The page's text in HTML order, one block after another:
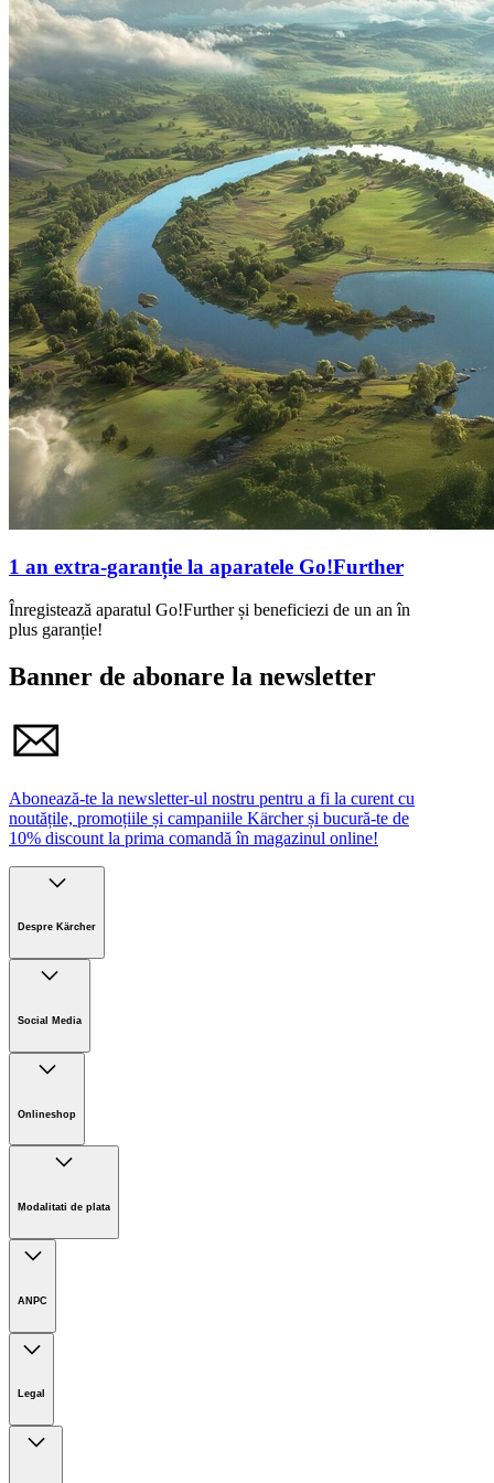
1 an extra-garanție la aparatele Go!Further
Înregistează aparatul Go!Further și beneficiezi de un an în
plus garanție!
Banner de abonare la newsletter
Abonează-te la newsletter-ul nostru pentru a fi la curent cu
noutățile, promoțiile și campaniile Kärcher și bucură-te de
10% discount la prima comandă în magazinul online!
Despre Kärcher
Sustenabilitate
Noutati
Social Media
Onlineshop
Informații magazin online
Retur
Modalitati de plata
ANPC
Legal